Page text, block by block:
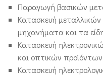
Παραγωγή βασικών
Κατασκευή
μηχανήματα και τα
Κατασκευή
και οπτικών προϊόντων
Κατασκευή